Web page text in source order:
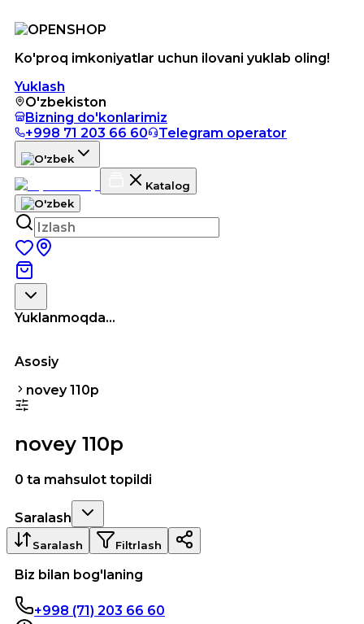
Ko'proq imkoniyatlar uchun ilovani yuklab oling!
Yuklash
O'zbekiston
Bizning do'konlarimiz
+998 71 203 66 60
Telegram operator
Katalog
Yuklanmoqda...
Asosiy
novey 110p
novey 110p
0 ta mahsulot topildi
Saralash
Saralash Filtrlash
Biz bilan bog'laning
+998 (71) 203 66 60